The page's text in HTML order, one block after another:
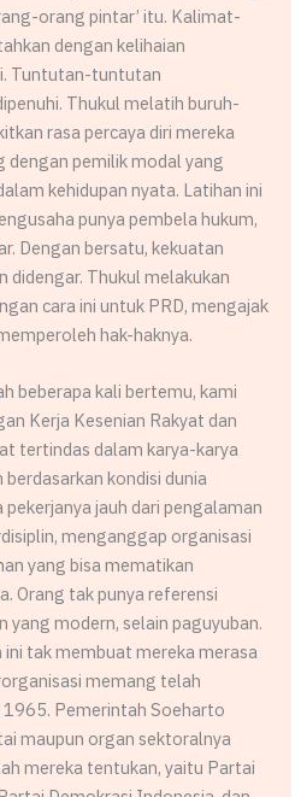
orang pintar’ itu. Kalimat-
dengan kelihaian
Tuntutan-tuntutan
Thukul melatih buruh-
rasa percaya diri mereka
dengan pemilik modal yang
kehidupan nyata. Latihan ini
punya pembela hukum,
Dengan bersatu, kekuatan
didengar. Thukul melakukan
cara ini untuk PRD, mengajak
hak-haknya.
beberapa kali bertemu, kami
Kerja Kesenian Rakyat dan
tertindas dalam karya-karya
kondisi dunia
jauh dari pengalaman
menganggap organisasi
yang bisa mematikan
Orang tak punya referensi
yang modern, selain paguyuban.
tak membuat mereka merasa
memang telah
1965. Pemerintah Soeharto
maupun organ sektoralnya
mereka tentukan, yaitu Partai